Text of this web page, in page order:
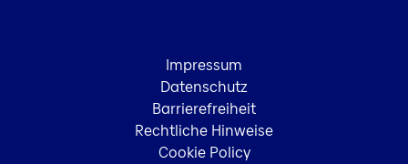
Impressum
Datenschutz
Barrierefreiheit
Rechtliche Hinweise
Cookie Policy